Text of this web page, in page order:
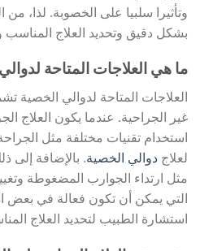
وتأثيرا سلبيا على الخصوبة. لذا، من
بشكل دقيق وتحديد العلاج المناسب
ما هي العلاجات المتاحة
العلاجات المتاحة لدوالي الخصية
غير الجراحية. عندما يكون العلاج
استخدام تقنيات مختلفة مثل
لعلاج دوالي الخصية. بالإضافة إلى
مثل ارتداء الجوارب المضغوطة
التي يمكن أن تكون فعالة في بعض
استشارة الطبيب لتحديد العلاج